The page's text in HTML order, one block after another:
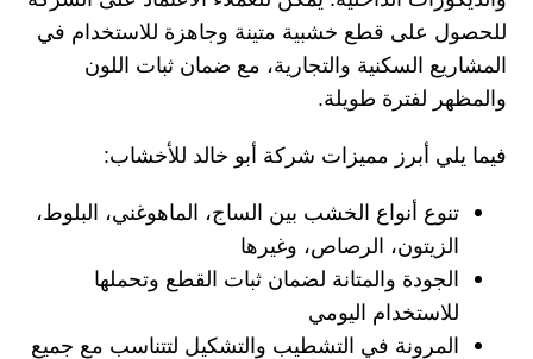
للحصول على قطع خشبية متينة وجاهزة للاستخدام في
المشاريع السكنية والتجارية، مع ضمان ثبات اللون
والمظهر لفترة طويلة.
فيما يلي أبرز مميزات شركة أبو خالد للأخشاب:
تنوع أنواع الخشب بين الساج، الماهوغني، البلوط،
الزيتون، الرصاص، وغيرها
الجودة والمتانة لضمان ثبات القطع وتحملها
للاستخدام اليومي
المرونة في التشطيب والتشكيل لتتناسب مع جميع